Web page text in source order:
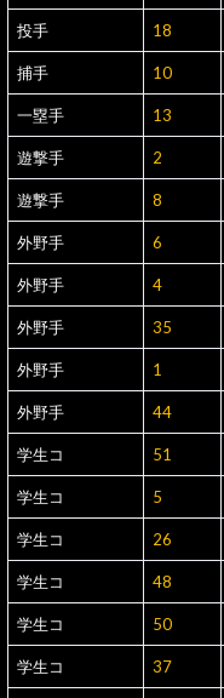
投手 18
捕手 10
一塁手 13
遊撃手 2
遊撃手 8
外野手 6
外野手 4
外野手 35
外野手 1
外野手 44
学生コ 51
学生コ 5
学生コ 26
学生コ 48
学生コ 50
学生コ 37